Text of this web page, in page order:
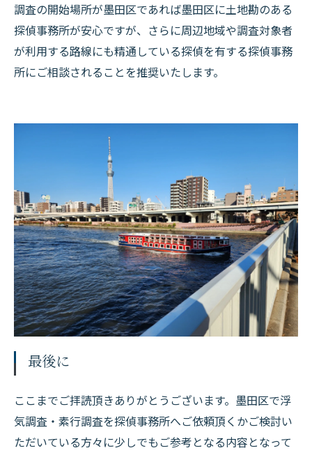
調査の開始場所が墨田区であれば墨田区に土地勘のある
探偵事務所が安心ですが、さらに周辺地域や調査対象者
が利用する路線にも精通している探偵を有する探偵事務
所にご相談されることを推奨いたします。
最後に
ここまでご拝読頂きありがとうございます。墨田区で浮
気調査・素行調査を探偵事務所へご依頼頂くかご検討い
ただいている方々に少しでもご参考となる内容となって